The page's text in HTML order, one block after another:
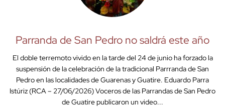
Parranda de San Pedro no saldrá este año
El doble terremoto vivido en la tarde del 24 de junio ha forzado la
suspensión de la celebración de la tradicional Parrranda de San
Pedro en las localidades de Guarenas y Guatire. Eduardo Parra
Istúriz (RCA – 27/06/2026) Voceros de las Parrandas de San Pedro
de Guatire publicaron un video...